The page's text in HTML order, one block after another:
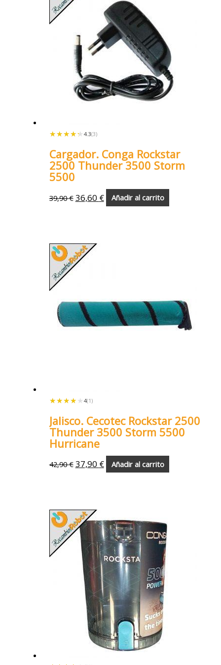
★★★★★
★★★★★ 4.3(3)
Cargador. Conga Rockstar
2500 Thunder 3500 Storm
5500
39,90€ 36,60 € Añadir al carrito
★★★★★
★★★★★ 4(1)
Jalisco. Cecotec Rockstar 2500
Thunder 3500 Storm 5500
Hurricane
42,90€ 37,90 € Añadir al carrito